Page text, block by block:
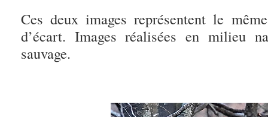
Ces deux images représentent le
d’écart. Images réalisées en milieu
sauvage.